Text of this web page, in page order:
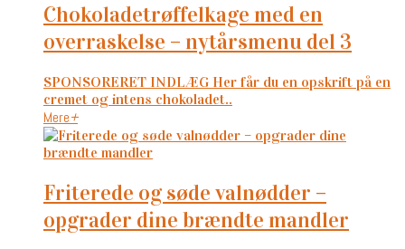
chokoladetrøffelkage med en
overraskelse – nytårsmenu del 3
SPONSORERET INDLÆG Her får du en opskrift på en
cremet og intens chokoladet..
Mere+
friterede og søde valnødder –
opgrader dine brændte mandler